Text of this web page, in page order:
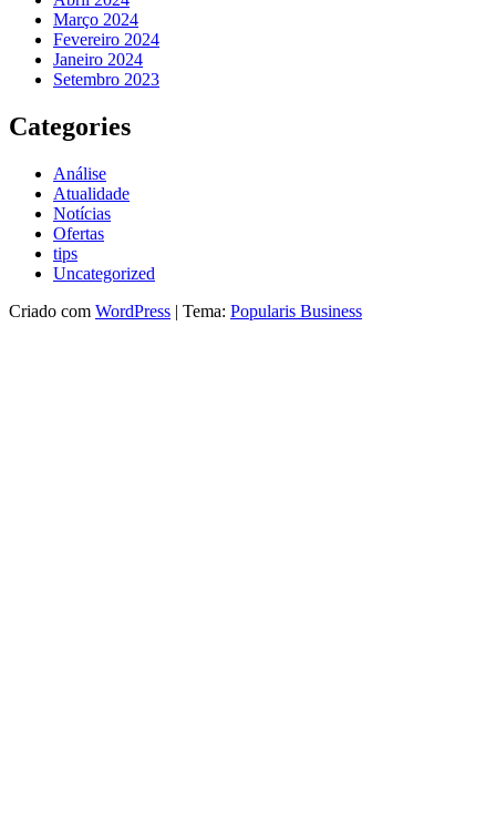
Março 2024
Fevereiro 2024
Janeiro 2024
Setembro 2023
Categories
Análise
Atualidade
Notícias
Ofertas
tips
Uncategorized
Criado com WordPress | Tema: Popularis Business